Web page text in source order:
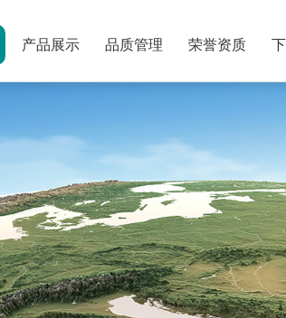
产品展示 品质管理 荣誉资质